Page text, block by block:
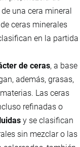
una cera mineral
ceras minerales
en la partida
de ceras, a base
además, grasas,
Las ceras
refinadas o
y se clasifican
sin mezclar o las